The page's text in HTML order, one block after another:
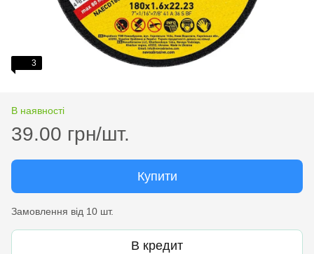
3
В наявності
39.00 грн/шт.
Купити
Замовлення від 10 шт.
В кредит